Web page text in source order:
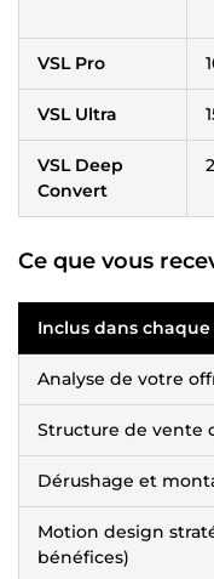
VSL Pro
VSL Ultra
VSL Deep
Convert
Ce que vous
Inclus dans chaque
Analyse de votre
Structure de vente
Dérushage et
Motion design
bénéfices)